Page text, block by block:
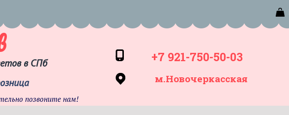
в СПб
позвоните нам!
+7 921-750-50-03
м.Новочеркасская